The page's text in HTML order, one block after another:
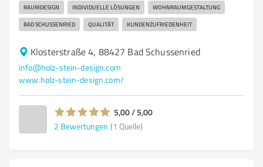
RAUMDESIGN INDIVIDUELLE LÖSUNGEN WOHNRAUMGESTALTUNG
BAD SCHUSSENRIED QUALITÄT KUNDENZUFRIEDENHEIT
Klosterstraße 4, 88427 Bad Schussenried
info@holz-stein-design.com
www.holz-stein-design.com/
5,00 / 5,00
2 Bewertungen (1 Quelle)